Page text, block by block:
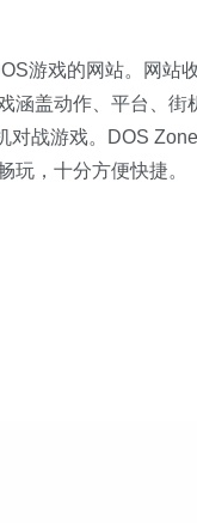
游戏的网站。网站
涵盖动作、平台、街
对战游戏。DOS Zone
玩，十分方便快捷。